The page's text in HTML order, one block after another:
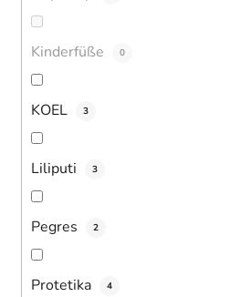
Kinderfüße 0
KOEL 3
Liliputi 3
Pegres 2
Protetika 4